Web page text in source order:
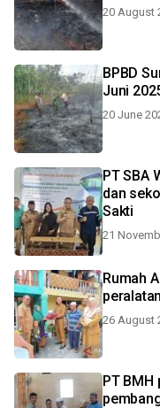
20 August
BPBD
Juni
20 June
PT SBA
dan
Sakti
21
Rumah
26 August
PT BMH